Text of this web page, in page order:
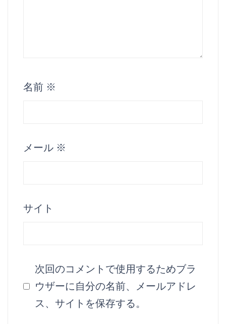
名前 ※
メール ※
サイト
次回のコメントで使用するためブラ
ウザーに自分の名前、メールアドレ
ス、サイトを保存する。